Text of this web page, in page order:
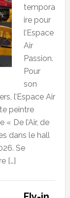
tempora
ire pour
l’Espace
Air
Passion.
Pour
son
l’Espace Air
peintre
« De l’Air, de
dans le hall
Se
[…]